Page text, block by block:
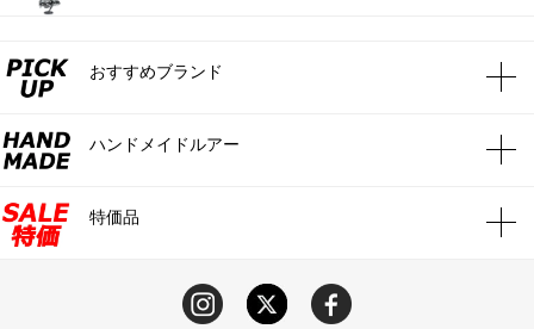
おすすめブランド
ハンドメイドルアー
特価品